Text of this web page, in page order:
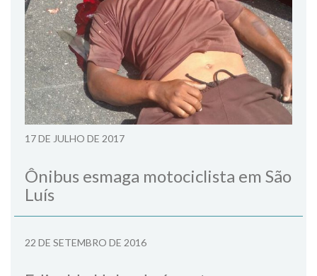
17 DE JULHO DE 2017
Ônibus esmaga motociclista em São
Luís
22 DE SETEMBRO DE 2016